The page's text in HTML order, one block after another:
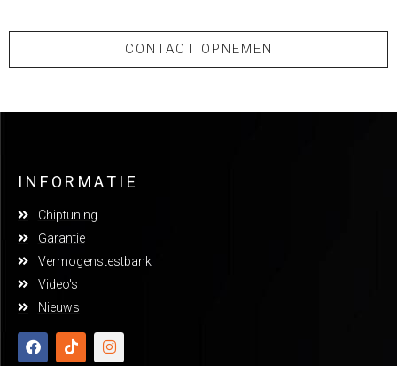
CONTACT OPNEMEN
INFORMATIE
Chiptuning
Garantie
Vermogenstestbank
Video's
Nieuws